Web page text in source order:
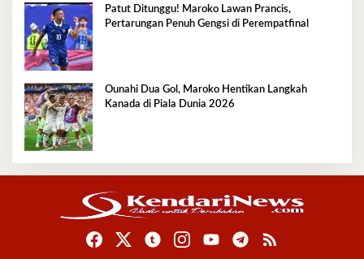
Patut Ditunggu! Maroko Lawan Prancis,
Pertarungan Penuh Gengsi di Perempatfinal
Ounahi Dua Gol, Maroko Hentikan Langkah
Kanada di Piala Dunia 2026